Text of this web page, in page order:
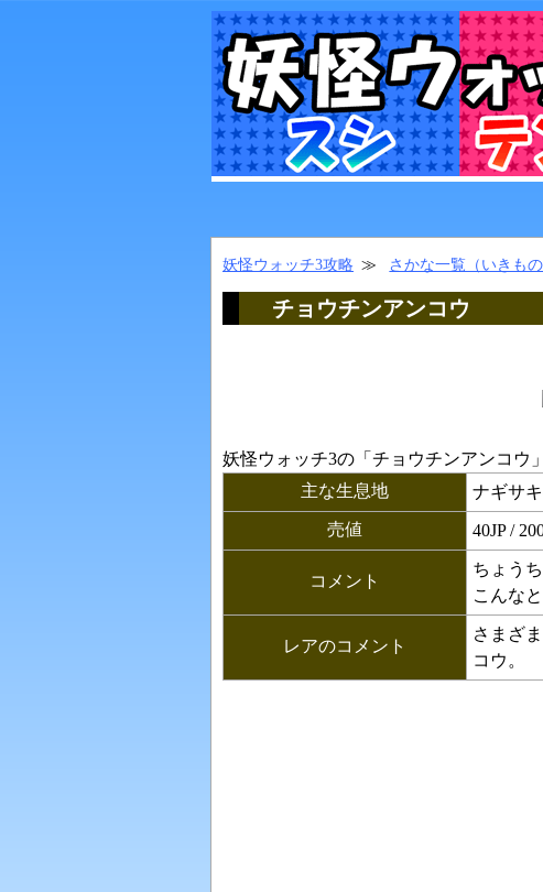
妖怪ウォッチ3攻略 さかな一覧（いきもの
チョウチンアンコウ
妖怪ウォッチ3の「 チョウチンアンコウ
主な生息地
ナギサ
売値
40JP /
コメント
ちょう
こんな
レアのコメント
さまざ
コウ。